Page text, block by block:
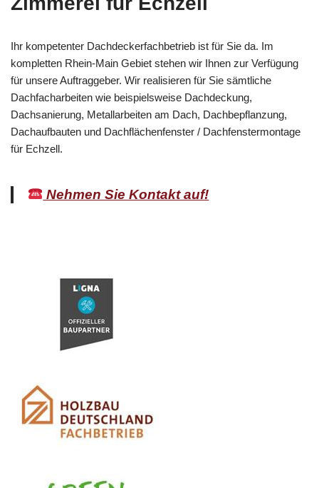
Ihr kompetenter Dachdeckerfachbetrieb ist für Sie da. Im
kompletten Rhein-Main Gebiet stehen wir Ihnen zur Verfügung
für unsere Auftraggeber. Wir realisieren für Sie sämtliche
Dachfacharbeiten wie beispielsweise Dachdeckung,
Dachsanierung, Metallarbeiten am Dach, Dachbepflanzung,
Dachaufbauten und Dachflächenfenster / Dachfenstermontage
für Echzell.
Nehmen Sie Kontakt auf!